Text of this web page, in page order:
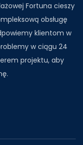
Fortuna cieszy
obsługę
klientom w
w ciągu 24
projektu, aby